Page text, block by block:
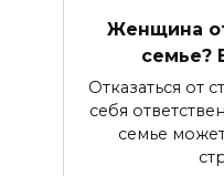
Женщина
семье?
Отказаться от
себя
семье